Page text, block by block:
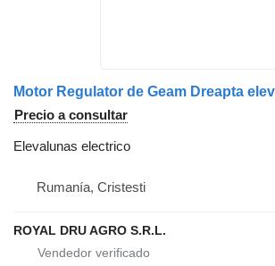
Precio a consultar
Elevalunas electrico
Rumanía, Cristesti
ROYAL DRU AGRO S.R.L.